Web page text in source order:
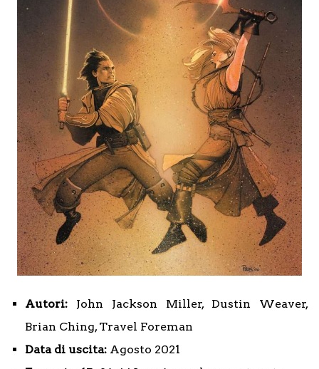
Autori: John Jackson Miller, Dustin Weaver,
Brian Ching, Travel Foreman
Data di uscita: Agosto 2021